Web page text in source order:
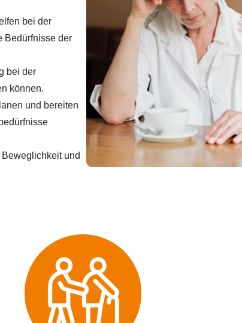
bei der
Bedürfnisse der
bei der
können.
und bereiten
und